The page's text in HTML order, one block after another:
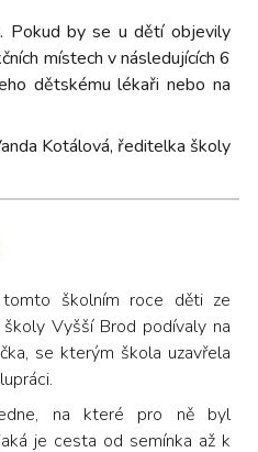
Pokud by se u dětí objevily
místech v následujících 6
dětskému lékaři nebo na
Kotálová, ředitelka školy
školním roce děti ze
Vyšší Brod podívaly na
se kterým škola uzavřela
na které pro ně byl
je cesta od semínka až k